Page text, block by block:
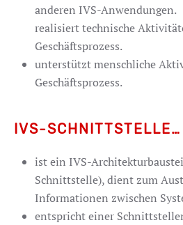
anderen IVS-Anwendungen.
realisiert technische
Geschäftsprozess.
unterstützt menschliche
Geschäftsprozess.
IVS-SCHNITTSTELLE…
ist ein IVS-
Schnittstelle), dient zum
Informationen zwischen
entspricht einer